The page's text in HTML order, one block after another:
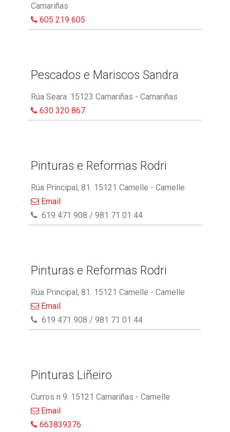
Camariñas
605 219 605
Pescados e Mariscos Sandra
Rúa Seara. 15123 Camariñas - Camariñas
630 320 867
Pinturas e Reformas Rodri
Rúa Principal, 81. 15121 Camelle - Camelle
Email
619 471 908 / 981 71 01 44
Pinturas e Reformas Rodri
Rúa Principal, 81. 15121 Camelle - Camelle
Email
619 471 908 / 981 71 01 44
Pinturas Liñeiro
Curros n 9. 15121 Camariñas - Camelle
Email
663839376